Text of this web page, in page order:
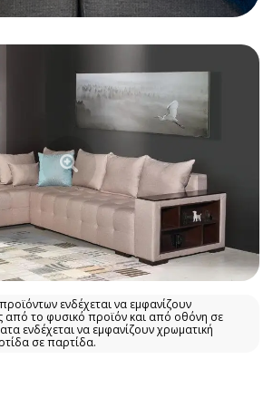
ενδέχεται να εμφανίζουν
από το φυσικό προϊόν και από οθόνη σε
ενδέχεται να εμφανίζουν χρωματική
σε παρτίδα.